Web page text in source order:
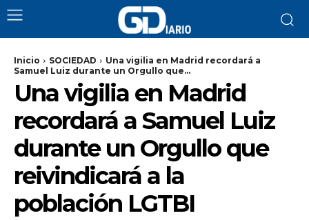
Inicio SOCIEDAD
Una vigilia en Madrid recordará a
Samuel Luiz durante un Orgullo que...
Una vigilia en Madrid
recordará a Samuel Luiz
durante un Orgullo que
reivindicará a la
población LGTBI